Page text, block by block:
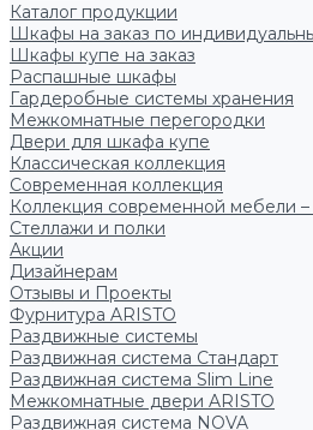
Каталог продукции
Шкафы на заказ по
Шкафы купе на заказ
Распашные шкафы
Гардеробные системы хранения
Межкомнатные перегородки
Двери для шкафа купе
Классическая коллекция
Современная коллекция
Коллекция современной мебели –
Стеллажи и полки
Акции
Дизайнерам
Отзывы и Проекты
Фурнитура ARISTO
Раздвижные системы
Раздвижная система Стандарт
Раздвижная система Slim Line
Межкомнатные двери ARISTO
Раздвижная система NOVA